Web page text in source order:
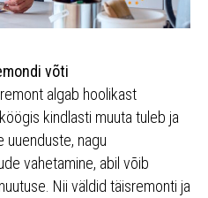
võti
algab hoolikast
kindlasti muuta tuleb ja
uuenduste, nagu
vahetamine, abil võib
Nii väldid täisremonti ja